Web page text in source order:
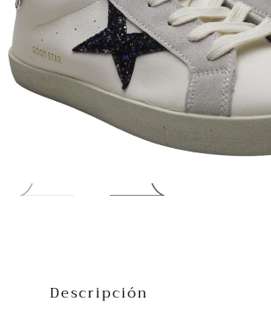
Descripción